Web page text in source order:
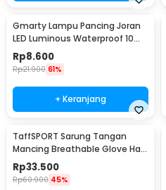
Gmarty Lampu Pancing Joran
LED Luminous Waterproof 10
PCS - Q0142
Rp8.600
Rp21.900 61%
+ Keranjang
TaffSPORT Sarung Tangan
Mancing Breathable Glove Half
Finger 1 Pair - DW-GRTX
Rp33.500
Rp60.900 45%